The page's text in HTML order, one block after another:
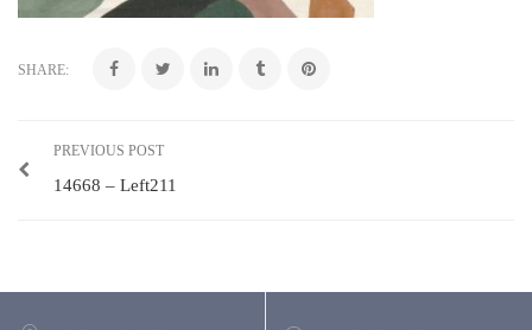
SHARE:
PREVIOUS POST
14668 – Left211